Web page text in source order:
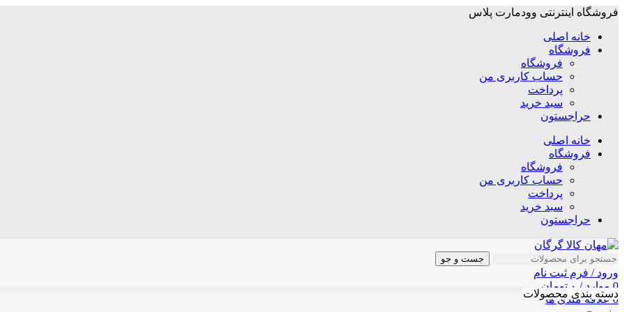
فروشگاه اینترنتی وودمارت پلاس
خانه اصلی
فروشگاه
فروشگاه
حساب کاربری من
پرداخت
سبد خرید
حراجستون
خانه اصلی
فروشگاه
فروشگاه
حساب کاربری من
پرداخت
سبد خرید
حراجستون
جست و جو
ورود / فرم ثبت نام
0 موارد / ۰ تومان
0 علاقه مندی ها
دسته بندی محصولات